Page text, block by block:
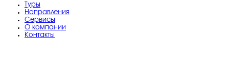
Туры
Направления
Сервисы
O компании
Контакты